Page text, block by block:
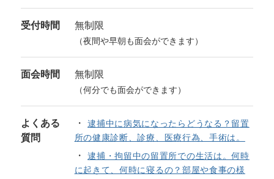
受付時間 無制限
（夜間や早朝も面会ができます）
面会時間 無制限
（何分でも面会ができます）
よくある
質問
逮捕中に病気になったらどうなる？留置
所の健康診断、診療、医療行為、手術は。
逮捕・拘留中の留置所での生活は。何時
に起きて、何時に寝るの？部屋や食事の様